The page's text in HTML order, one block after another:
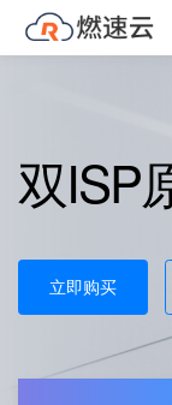
双ISP
立即购买